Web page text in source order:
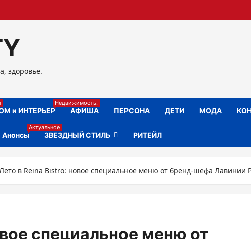
здоровье.
и ИНТЕРЬЕР
Недвижимость.
АФИША ПЕРСОНА ДЕТИ МОДА
Анонсы
Актуальное
ЗВЕЗДНЫЙ СТИЛЬ РИТЕЙЛ
в Reina Bistro: новое специальное меню от бренд-шефа Лавинии
специальное меню от